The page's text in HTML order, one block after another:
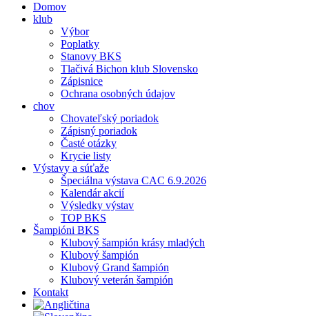
Domov
klub
Výbor
Poplatky
Stanovy BKS
Tlačivá Bichon klub Slovensko
Zápisnice
Ochrana osobných údajov
chov
Chovateľský poriadok
Zápisný poriadok
Časté otázky
Krycie listy
Výstavy a súťaže
Špeciálna výstava CAC 6.9.2026
Kalendár akcií
Výsledky výstav
TOP BKS
Šampióni BKS
Klubový šampión krásy mladých
Klubový šampión
Klubový Grand šampión
Klubový veterán šampión
Kontakt